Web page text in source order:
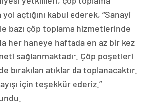
açtığını kabul ederek, “Sanayi
bazı çöp toplama hizmetlerinde
her haneye haftada en az bir kez
sağlanmaktadır. Çöp poşetleri
bırakılan atıklar da toplanacaktır.
için teşekkür ederiz.”